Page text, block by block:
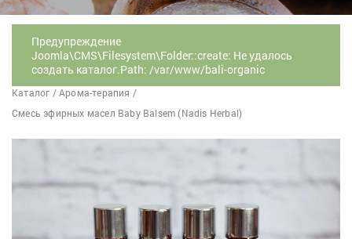
Предупреждение
Joomla\CMS\Filesystem\Folder::create: Не удалось
создать каталог.Path: /var/www/bali-organic
Каталог / Арома-терапия /
Смесь эфирных масел Baby Balsem (Nadis Herbal)